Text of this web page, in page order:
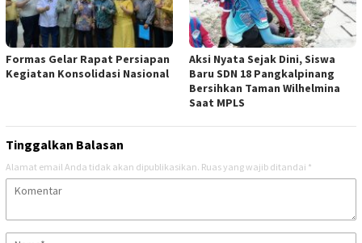
Formas Gelar Rapat Persiapan
Kegiatan Konsolidasi Nasional
Aksi Nyata Sejak Dini, Siswa
Baru SDN 18 Pangkalpinang
Bersihkan Taman Wilhelmina
Saat MPLS
Tinggalkan Balasan
Alamat email Anda tidak akan dipublikasikan. Ruas yang wajib ditandai *